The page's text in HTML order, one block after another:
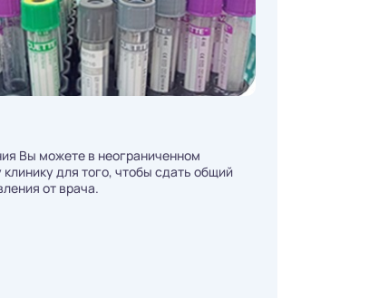
Вы можете в неограниченном
для того, чтобы сдать общий
от врача.